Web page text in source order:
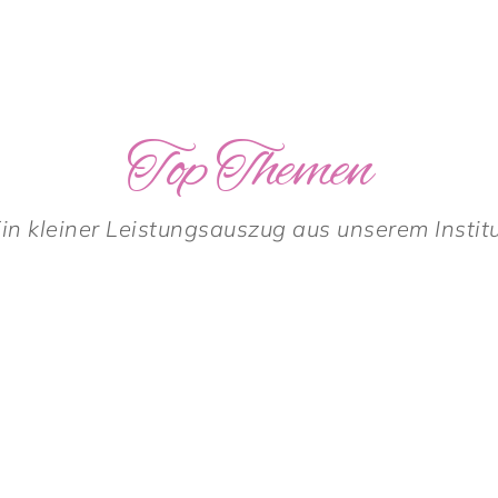
Top Themen
kleiner Leistungsauszug aus unserem